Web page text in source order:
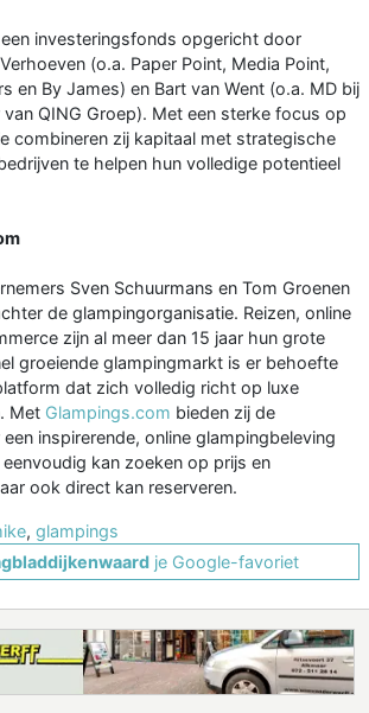
investeringsfonds opgericht door
(o.a. Paper Point, Media Point,
en By James) en Bart van Went (o.a. MD bij
QING Groep). Met een sterke focus op
combineren zij kapitaal met strategische
te helpen hun volledige potentieel
Sven Schuurmans en Tom Groenen
de glampingorganisatie. Reizen, online
zijn al meer dan 15 jaar hun grote
groeiende glampingmarkt is er behoefte
dat zich volledig richt op luxe
Met Glampings.com bieden zij de
inspirerende, online glampingbeleving
kan zoeken op prijs en
ook direct kan reserveren.
, glampings
je Google-favoriet